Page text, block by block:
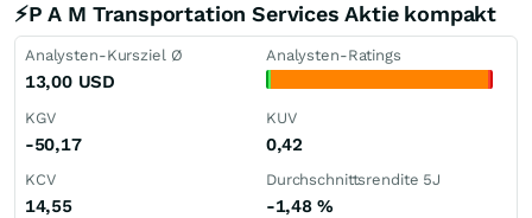
⚡P A M Transportation Services Aktie kompakt
Analysten-Kursziel Ø
13,00 USD
Analysten-Ratings
KGV
-50,17
KUV
0,42
KCV
14,55
Durchschnittsrendite 5J
-1,48%